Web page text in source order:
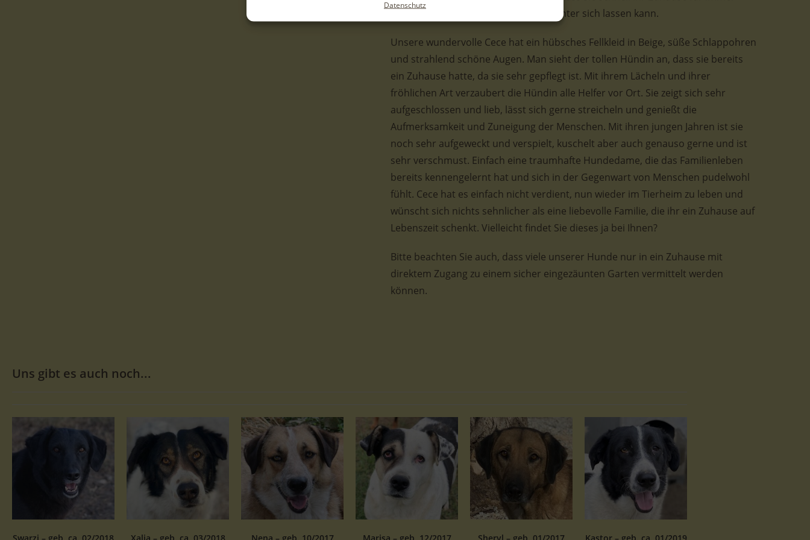
Datenschutz
finden wird und den Tierheimalltag hinter sich lassen kann.
Unsere wundervolle Cece hat ein hübsches Fellkleid in Beige, süße Schlappohren
und strahlend schöne Augen. Man sieht der tollen Hündin an, dass sie bereits
ein Zuhause hatte, da sie sehr gepflegt ist. Mit ihrem Lächeln und ihrer
fröhlichen Art verzaubert die Hündin alle Helfer vor Ort. Sie zeigt sich sehr
aufgeschlossen und lieb, lässt sich gerne streicheln und genießt die
Aufmerksamkeit und Zuneigung der Menschen. Mit ihren jungen Jahren ist sie
noch sehr aufgeweckt und verspielt, kuschelt aber auch genauso gerne und ist
sehr verschmust. Einfach eine traumhafte Hundedame, die das Familienleben
bereits kennengelernt hat und sich in der Gegenwart von Menschen pudelwohl
fühlt. Cece hat es einfach nicht verdient, nun wieder im Tierheim zu leben und
wünscht sich nichts sehnlicher als eine liebevolle Familie, die ihr ein Zuhause auf
Lebenszeit schenkt. Vielleicht findet Sie dieses ja bei Ihnen?
Bitte beachten Sie auch, dass viele unserer Hunde nur in ein Zuhause mit
direktem Zugang zu einem sicher eingezäunten Garten vermittelt werden
können.
Uns gibt es auch noch...